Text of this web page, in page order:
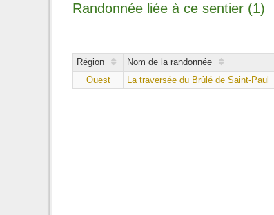
Randonnée liée à ce sentier (1)
Région Nom de la randonnée
Ouest
La traversée du Brûlé de Saint-Paul